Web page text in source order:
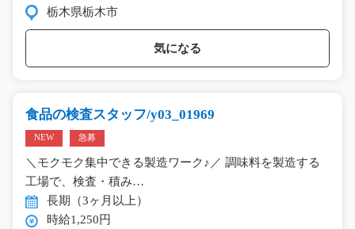
栃木県栃木市
気になる
食品の検査スタッフ/y03_01969
NEW 急募
＼モクモク集中できる製造ワーク♪／ 調味料を製造する
工場で、検査・積み…
長期（3ヶ月以上）
時給1,250円